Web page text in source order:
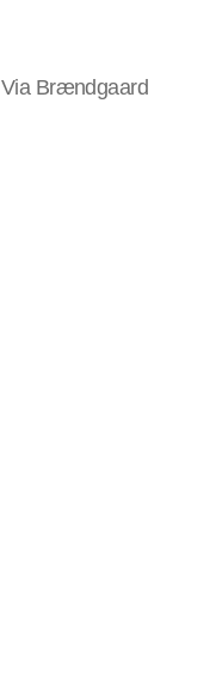
Via Brændgaard